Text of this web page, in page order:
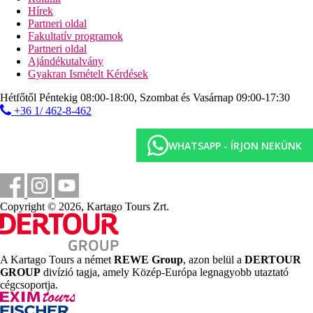
Sport és szórakozás ingyenesen
animációs programok
élőzene
törökfürdő
fitneszterem
strandröplabda
teniszpálya (kivilágítás térítés ellenében)
Sport és szórakozás térítés ellenében
wellness-részleg
masszázsok
szépségápolás
vízi sportok a tengerparton (helyi szolgáltatóknál)
Ellátás
Ultra All Inclusive: minden étkezés büférendszerben, reggeli későn
kelőknek 10:00 és 11:00 óra között, délután snack-ételek 15:00 és
Hírek
Partneri oldal
Fakultatív programok
Partneri oldal
Ajándékutalvány
Gyakran Ismételt Kérdések
Hétfőtől Péntekig 08:00-18:00, Szombat és Vasárnap 09:00-17:30
+36 1/ 462-8-462
WHATSAPP - ÍRJON NEKÜNK
Copyright © 2026, Kartago Tours Zrt.
A Kartago Tours a német REWE Group, azon belül a DERTOUR
GROUP divízió tagja, amely Közép-Európa legnagyobb utaztató
cégcsoportja.